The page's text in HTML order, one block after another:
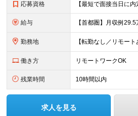
応募資格
給与
勤務地
働き方 リモートワークOK
残業時間 10時間以内
求人を見る